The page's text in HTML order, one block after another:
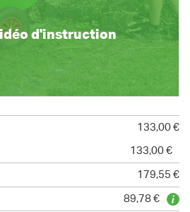
d'instruction
133,00 €
133,00 €
179,55 €
89,78 €